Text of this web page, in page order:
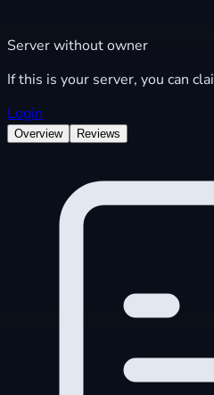
Server without owner
If this is your server, you can
Login
Overview Reviews